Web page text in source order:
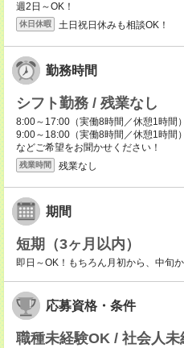
週2日～OK！
休日休暇 土日祝日休みも相談OK！
勤務時間
シフト勤務 / 残業なし
8:00～17:00（実働8時間／休憩1時間）
9:00～18:00（実働8時間／休憩1時間）
などご希望をお聞かせください！
残業時間 残業なし
期間
短期（3ヶ月以内）
即日～OK！もちろん月初から、中旬
応募資格・条件
職種未経験OK / 社会人